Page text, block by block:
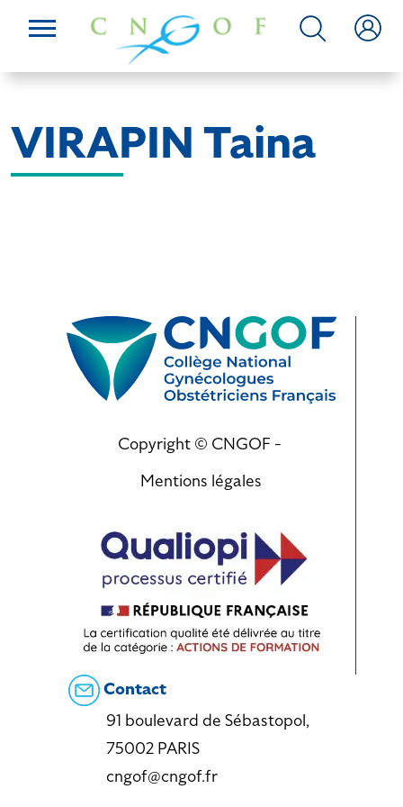
VIRAPIN Taina
Copyright © CNGOF -
Mentions légales
Contact
91 boulevard de Sébastopol,
75002 PARIS
cngof@cngof.fr